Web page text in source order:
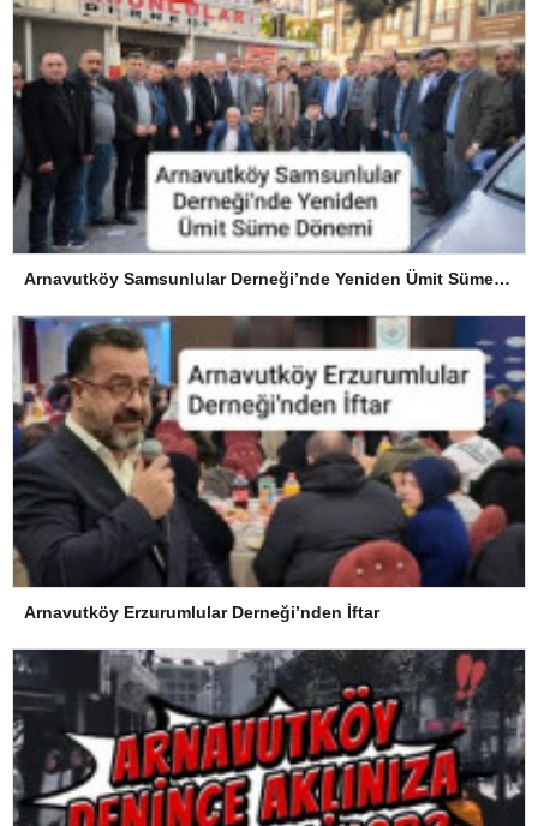
Arnavutköy Samsunlular Derneği’nde Yeniden Ümit Süme Dönemi
Arnavutköy Erzurumlular Derneği’nden İftar